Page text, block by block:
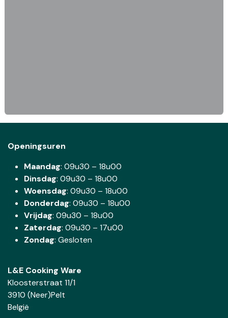
Openingsuren
Maandag: 09u30 – 18u00
Dinsdag: 09u30 – 18u00
Woensdag: 09u30 – 18u00
Donderdag: 09u30 – 18u00
Vrijdag: 09u30 – 18u00
Zaterdag: 09u30 – 17u00
Zondag: Gesloten
L&E Cooking Ware
Kloosterstraat 11/1
3910 (Neer)Pelt
België